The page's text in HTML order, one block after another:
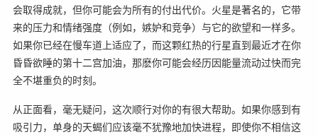
会取得成就，但你可能会为所有的付出代价。火星是著名的，它带
来的压力和情绪强度（例如，嫉妒和竞争）与它的欲望和一样多。
如果你已经在慢车道上适应了，而这颗红热的行星直到最近才在你
昏昏欲睡的第十二宫加油，那麽你可能会经历因能量流动过快而完
全不堪重负的时刻。
从正面看，毫无疑问，这次顺行对你的有很大帮助。如果你感到有
吸引力，单身的天蝎们应该毫不犹豫地加快进程，即使你不相信这